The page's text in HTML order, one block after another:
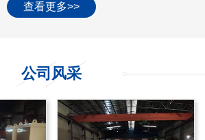
查看更多>>
公司风采